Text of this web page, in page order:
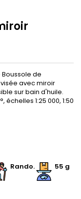
de
avec miroir
sur bain d'huile.
1:25 000, 1:50
Rando. 55 g